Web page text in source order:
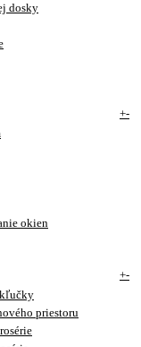
dosky
+-
okien
+-
kľučky
priestoru